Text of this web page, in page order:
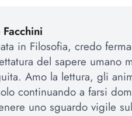
in Filosofia, credo
del sapere umano
Amo la lettura, gli
continuando a farsi
uno sguardo vigile